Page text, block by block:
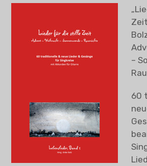
Come & Sing
Lieder für die
„Wie es euch gefällt“ – 2015
„Ein Sommer Nachts
Weihnachtstasse
–
60